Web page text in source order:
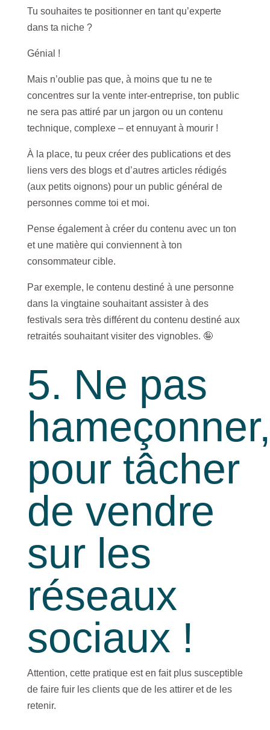
Tu souhaites te positionner en tant qu’experte
dans ta niche ?
Génial !
Mais n’oublie pas que, à moins que tu ne te
concentres sur la vente inter-entreprise, ton public
ne sera pas attiré par un jargon ou un contenu
technique, complexe – et ennuyant à mourir !
À la place, tu peux créer des publications et des
liens vers des blogs et d’autres articles rédigés
(aux petits oignons) pour un public général de
personnes comme toi et moi.
Pense également à créer du contenu avec un ton
et une matière qui conviennent à ton
consommateur cible.
Par exemple, le contenu destiné à une personne
dans la vingtaine souhaitant assister à des
festivals sera très différent du contenu destiné aux
retraités souhaitant visiter des vignobles. 🤪
5. Ne pas
hameçonner,
pour tâcher
de vendre
sur les
réseaux
sociaux !
Attention, cette pratique est en fait plus susceptible
de faire fuir les clients que de les attirer et de les
retenir.